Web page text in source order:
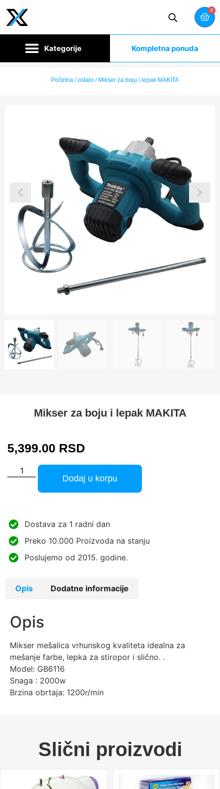
0
Kompletna ponuda
Početna /ostalo / Mikser za boju i lepak MAKITA
Mikser za boju i lepak MAKITA
5,399.00 RSD
Dodaj u korpu
Dostava za 1 radni dan
Preko 10.000 Proizvoda na stanju
Poslujemo od 2015. godine.
Opis Dodatne informacije
Opis
Mikser mešalica vrhunskog kvaliteta idealna za
mešanje farbe, lepka za stiropor i slično. .
Model: GB6116
Snaga : 2000w
Brzina obrtaja: 1200r/min
Slični proizvodi